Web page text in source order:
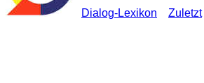
Dialog-Lexikon Zuletzt